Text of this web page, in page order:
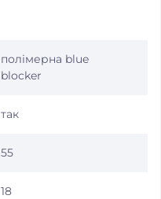
полімерна blue
blocker
так
55
18